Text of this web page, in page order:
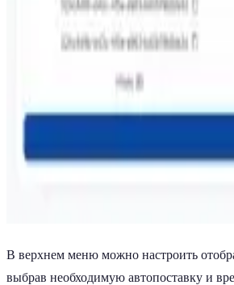
В верхнем меню можно настроить
выбрав необходимую автопоставку и